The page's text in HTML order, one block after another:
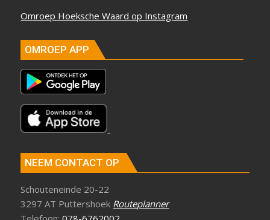
Omroep Hoeksche Waard op Instagram
OMROEP APP
NEEM CONTACT OP
Schouteneinde 20-22
3297 AT Puttershoek Routeplanner